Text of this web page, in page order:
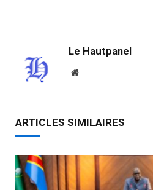
Le Hautpanel
Website
ARTICLES SIMILAIRES